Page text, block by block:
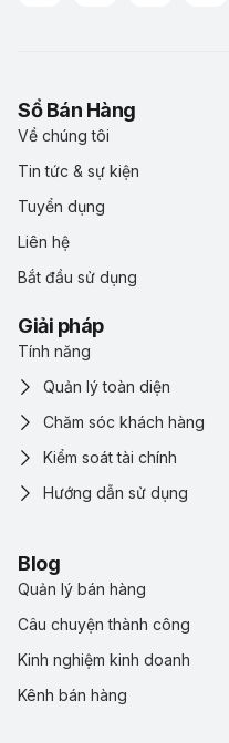
Sổ Bán Hàng
Về chúng tôi
Tin tức & sự kiện
Tuyển dụng
Liên hệ
Bắt đầu sử dụng
Giải pháp
Tính năng
Quản lý toàn diện
Chăm sóc khách hàng
Kiểm soát tài chính
Hướng dẫn sử dụng
Blog
Quản lý bán hàng
Câu chuyện thành công
Kinh nghiệm kinh doanh
Kênh bán hàng